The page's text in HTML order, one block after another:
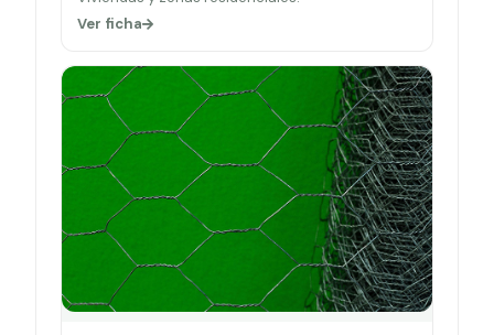
Ver ficha